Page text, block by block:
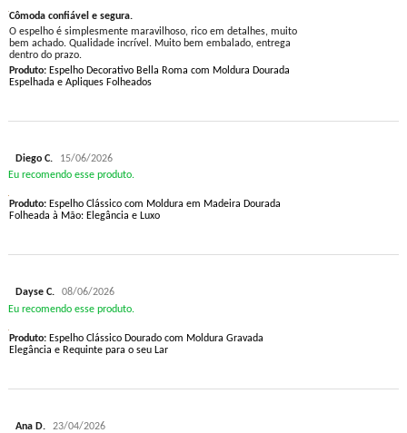
Cômoda confiável e segura.
O espelho é simplesmente maravilhoso, rico em detalhes, muito
bem achado. Qualidade incrível. Muito bem embalado, entrega
dentro do prazo.
Produto:Espelho Decorativo Bella Roma com Moldura Dourada
Espelhada e Apliques Folheados
Diego C.
15/06/2026
Eu recomendo esse produto.
Produto:Espelho Clássico com Moldura em Madeira Dourada
Folheada à Mão: Elegância e Luxo
Dayse C.
08/06/2026
Eu recomendo esse produto.
Produto:Espelho Clássico Dourado com Moldura Gravada
Elegância e Requinte para o seu Lar
Ana D.
23/04/2026